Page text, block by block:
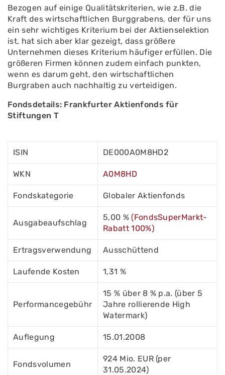
Bezogen auf einige Qualitätskriterien, wie z.B. die
Kraft des wirtschaftlichen Burggrabens, der für uns
ein sehr wichtiges Kriterium bei der Aktienselektion
ist, hat sich aber klar gezeigt, dass größere
Unternehmen dieses Kriterium häufiger erfüllen. Die
größeren Firmen können zudem einfach punkten,
wenn es darum geht, den wirtschaftlichen
Burgraben auch nachhaltig zu verteidigen.
Fondsdetails: Frankfurter Aktienfonds für
Stiftungen T
ISIN DE000A0M8HD2
WKN A0M8HD
Fondskategorie Globaler Aktienfonds
Ausgabeaufschlag
5,00 % (FondsSuperMarkt-
Rabatt 100%)
Ertragsverwendung Ausschüttend
Laufende Kosten 1,31 %
Performancegebühr
15 % über 8 % p.a. (über 5
Jahre rollierende High
Watermark)
Auflegung 15.01.2008
Fondsvolumen
924 Mio. EUR (per
31.05.2024)